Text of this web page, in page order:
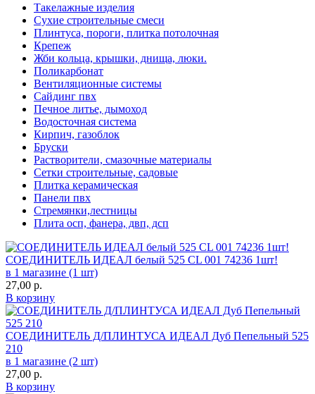
Такелажные изделия
Сухие строительные смеси
Плинтуса, пороги, плитка потолочная
Крепеж
Жби кольца, крышки, днища, люки.
Поликарбонат
Вентиляционные системы
Сайдинг пвх
Печное литье, дымоход
Водосточная система
Кирпич, газоблок
Бруски
Растворители, смазочные материалы
Сетки строительные, садовые
Плитка керамическая
Панели пвх
Стремянки,лестницы
Плита осп, фанера, двп, дсп
CОЕДИНИТЕЛЬ ИДЕАЛ белый 525 CL 001 74236 1шт!
в 1 магазине (1 шт)
27,00 р.
В корзину
CОЕДИНИТЕЛЬ Д/ПЛИНТУСА ИДЕАЛ Дуб Пепельный 525
210
в 1 магазине (2 шт)
27,00 р.
В корзину